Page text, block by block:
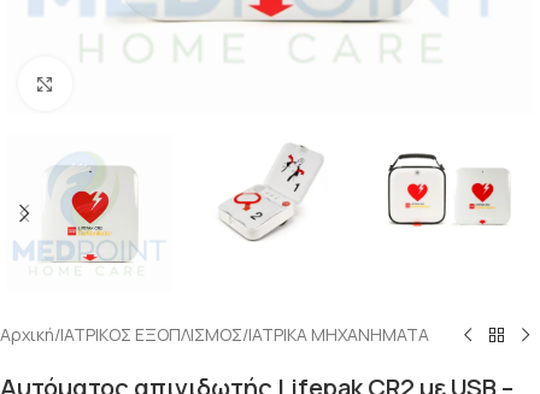
Αρχική/ΙΑΤΡΙΚΟΣ ΕΞΟΠΛΙΣΜΟΣ/ΙΑΤΡΙΚΑ ΜΗΧΑΝΗΜΑΤΑ